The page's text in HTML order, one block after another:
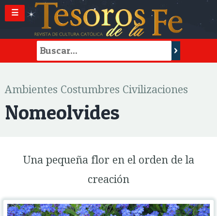
☰
Ambientes Costumbres Civilizaciones
Nomeolvides
Una pequeña flor en el orden de la
creación